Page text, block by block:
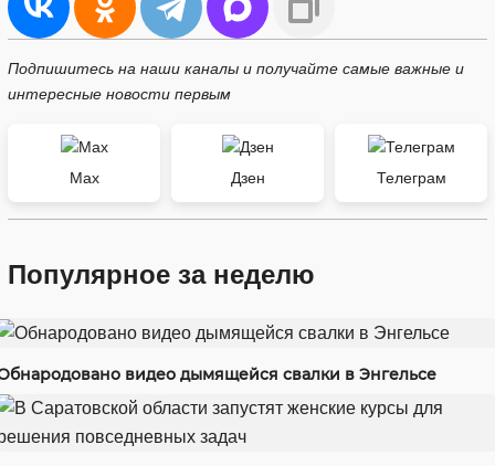
Подпишитесь на наши каналы и получайте самые важные и
интересные новости первым
Max Дзен Телеграм
Популярное за неделю
видео дымящейся свалки в Энгельсе